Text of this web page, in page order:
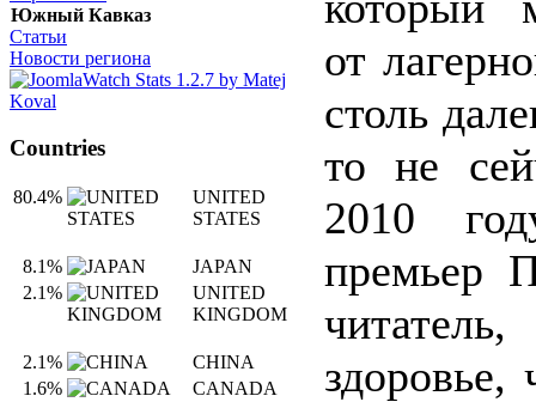
Южный Кавказ
Статьи
Новости региона
Countries
80.4%
UNITED
STATES
8.1%
JAPAN
2.1%
UNITED
KINGDOM
2.1%
CHINA
1.6%
CANADA
от
столь
то не
2010